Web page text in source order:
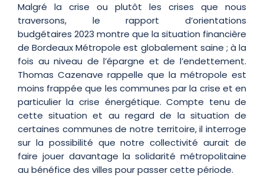
Malgré la crise ou plutôt les crises que nous
traversons, le rapport d’orientations
budgétaires 2023 montre que la situation financière
de Bordeaux Métropole est globalement saine ; à la
fois au niveau de l’épargne et de l’endettement.
Thomas Cazenave rappelle que la métropole est
moins frappée que les communes par la crise et en
particulier la crise énergétique. Compte tenu de
cette situation et au regard de la situation de
certaines communes de notre territoire, il interroge
sur la possibilité que notre collectivité aurait de
faire jouer davantage la solidarité métropolitaine
au bénéfice des villes pour passer cette période.